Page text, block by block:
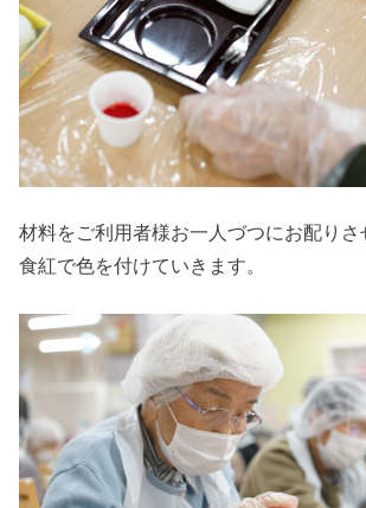
材料をご利用者様お一人づつにお配りさ
食紅で色を付けていきます。